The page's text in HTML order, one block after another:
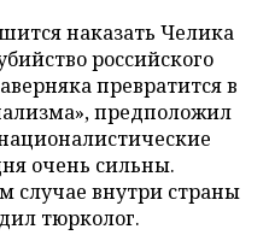
наказать Челика
российского
превратится в
предположил
очень сильны.
случае внутри страны
тюрколог.